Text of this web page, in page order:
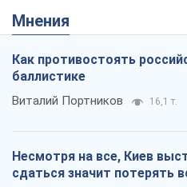
Мнения
Как противостоять
баллистике
Виталий Портников 16,1 т.
Несмотря на все, Киев
сдаться значит потерять